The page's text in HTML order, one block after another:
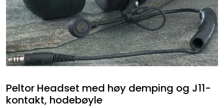
Peltor Headset med høy demping og J11-
kontakt, hodebøyle
Termografi
Undervisning
Navigasjon & Kommunikasjon
Maskinvern & Instrumentering